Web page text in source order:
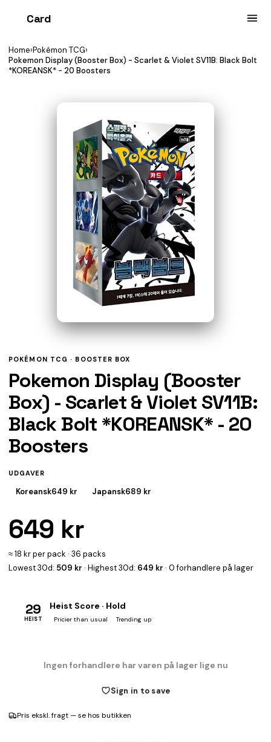
Card
Home›Pokémon TCG›
Pokemon Display (Booster Box) - Scarlet & Violet SV11B: Black Bolt
*KOREANSK* - 20 Boosters
POKÉMON TCG · BOOSTER BOX
Pokemon Display (Booster
Box) - Scarlet & Violet SV11B:
Black Bolt *KOREANSK* - 20
Boosters
UDGAVER
Koreansk649 kr Japansk689 kr
649 kr
≈ 18 kr per pack · 36 packs
Lowest 30d: 509 kr · Highest 30d: 649 kr · 0 forhandlere på lager
29
HEIST
Heist Score · Hold
Pricier than usual Trending up
Ingen forhandlere har varen på lager lige nu
Sign in to save
Pris ekskl. fragt — se hos butikken